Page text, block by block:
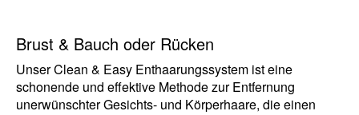
Brust & Bauch oder Rücken
Unser Clean & Easy Enthaarungssystem ist eine
schonende und effektive Methode zur Entfernung
unerwünschter Gesichts- und Körperhaare, die einen